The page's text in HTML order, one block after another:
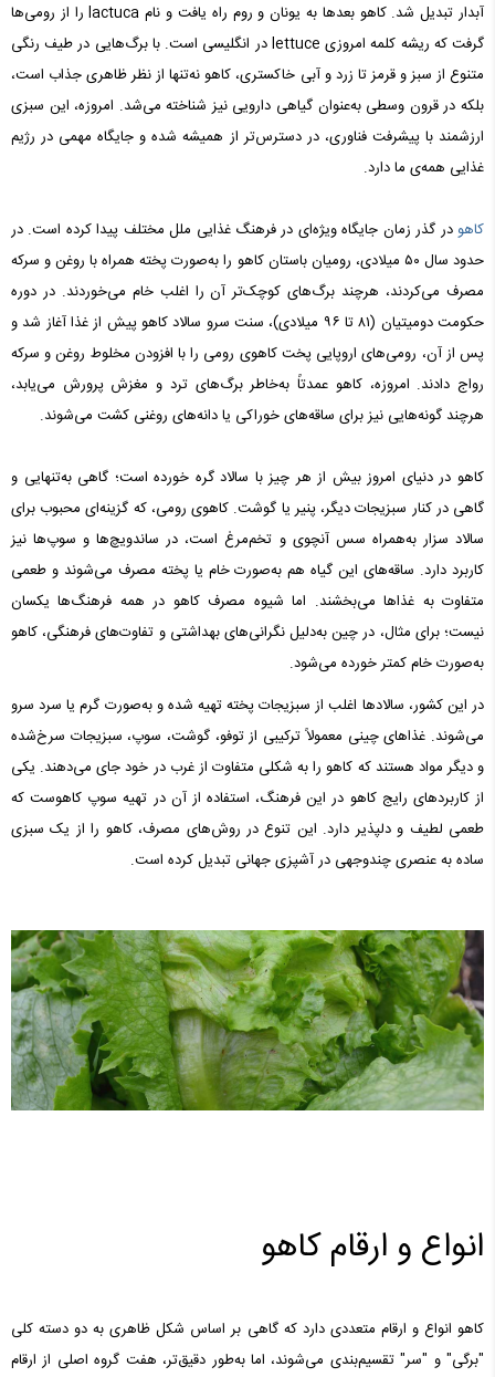
آبدار تبدیل شد. کاهو بعدها به یونان و روم راه یافت و نام lactuca را از رومی‌ها
گرفت که ریشه کلمه امروزی lettuce در انگلیسی است. با برگ‌هایی در طیف رنگی
متنوع از سبز و قرمز تا زرد و آبی خاکستری، کاهو نه‌تنها از نظر ظاهری جذاب است،
بلکه در قرون وسطی به‌عنوان گیاهی دارویی نیز شناخته می‌شد. امروزه، این سبزی
ارزشمند با پیشرفت فناوری، در دسترس‌تر از همیشه شده و جایگاه مهمی در رژیم
غذایی همه‌ی ما دارد.
کاهودر گذر زمان جایگاه ویژه‌ای در فرهنگ غذایی ملل مختلف پیدا کرده است. در
حدود سال ۵۰ میلادی، رومیان باستان کاهو را به‌صورت پخته همراه با روغن و سرکه
مصرف می‌کردند، هرچند برگ‌های کوچک‌تر آن را اغلب خام می‌خوردند. در دوره
حکومت دومیتیان (۸۱ تا ۹۶ میلادی)، سنت سرو سالاد کاهو پیش از غذا آغاز شد و
پس از آن، رومی‌های اروپایی پخت کاهوی رومی را با افزودن مخلوط روغن و سرکه
رواج دادند. امروزه، کاهو عمدتاً به‌خاطر برگ‌های ترد و مغزش پرورش می‌یابد،
هرچند گونه‌هایی نیز برای ساقه‌های خوراکی یا دانه‌های روغنی کشت می‌شوند.
کاهو در دنیای امروز بیش از هر چیز با سالاد گره خورده است؛ گاهی به‌تنهایی و
گاهی در کنار سبزیجات دیگر، پنیر یا گوشت. کاهوی رومی، که گزینه‌ای محبوب برای
سالاد سزار به‌همراه سس آنچوی و تخم‌مرغ است، در ساندویچ‌ها و سوپ‌ها نیز
کاربرد دارد. ساقه‌های این گیاه هم به‌صورت خام یا پخته مصرف می‌شوند و طعمی
متفاوت به غذاها می‌بخشند. اما شیوه مصرف کاهو در همه فرهنگ‌ها یکسان
نیست؛ برای مثال، در چین به‌دلیل نگرانی‌های بهداشتی و تفاوت‌های فرهنگی، کاهو
به‌صورت خام کمتر خورده می‌شود.
در این کشور، سالادها اغلب از سبزیجات پخته تهیه شده و به‌صورت گرم یا سرد سرو
می‌شوند. غذاهای چینی معمولاً ترکیبی از توفو، گوشت، سوپ، سبزیجات سرخ‌شده
و دیگر مواد هستند که کاهو را به شکلی متفاوت از غرب در خود جای می‌دهند. یکی
از کاربردهای رایج کاهو در این فرهنگ، استفاده از آن در تهیه سوپ کاهوست که
طعمی لطیف و دلپذیر دارد. این تنوع در روش‌های مصرف، کاهو را از یک سبزی
ساده به عنصری چندوجهی در آشپزی جهانی تبدیل کرده است.
انواع و ارقام کاهو
کاهو انواع و ارقام متعددی دارد که گاهی بر اساس شکل ظاهری به دو دسته کلی
"برگی" و "سر" تقسیم‌بندی می‌شوند، اما به‌طور دقیق‌تر، هفت گروه اصلی از ارقام